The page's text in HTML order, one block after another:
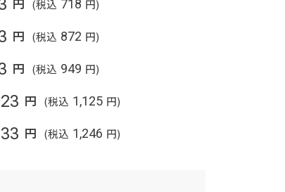
(税込 718 円)
円 (税込 872 円)
円 (税込 949 円)
円 (税込 1,125 円)
円 (税込 1,246 円)